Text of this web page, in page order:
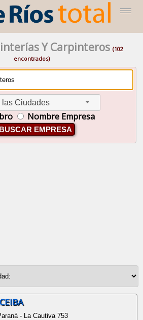
Y Carpinteros(102
encontrados)
las Ciudades
Nombre Empresa
BUSCAR EMPRESA
- La Cautiva 753